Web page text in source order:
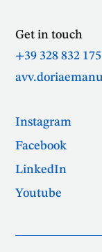
Get in touch
+39 328 832
Instagram
Facebook
LinkedIn
Youtube